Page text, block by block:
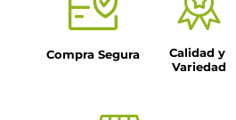
Compra Segura
Calidad y
Variedad